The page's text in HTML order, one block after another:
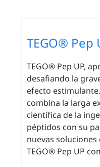
TEGO® Pep
TEGO® Pep UP,
desafiando la
efecto
combina la larga
científica de la
péptidos con su
nuevas
TEGO® Pep UP